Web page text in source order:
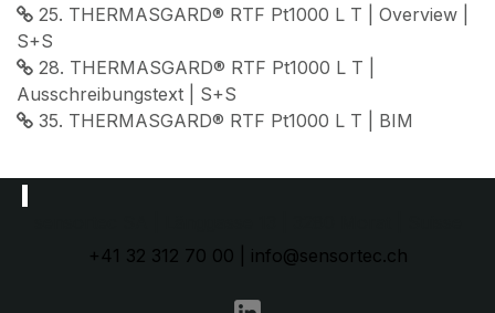
25. THERMASGARD® RTF Pt1000 L T | Overview |
S+S
28. THERMASGARD® RTF Pt1000 L T |
Ausschreibungstext | S+S
35. THERMASGARD® RTF Pt1000 L T | BIM
+41 32 312 70 00 | info@sensortec.ch